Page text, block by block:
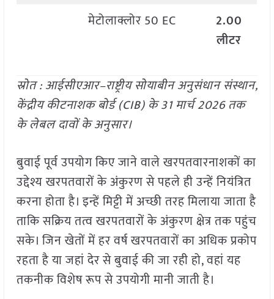
मेटोलाक्लोर 50 EC
2.00
लीटर
स्रोत : आईसीएआर–राष्ट्रीय सोयाबीन अनुसंधान संस्थान,
केंद्रीय कीटनाशक बोर्ड (CIB) के 31 मार्च 2026 तक
के लेबल दावों के अनुसार।
बुवाई पूर्व उपयोग किए जाने वाले खरपतवारनाशकों का
उद्देश्य खरपतवारों के अंकुरण से पहले ही उन्हें नियंत्रित
करना होता है। इन्हें मिट्टी में अच्छी तरह मिलाया जाता है
ताकि सक्रिय तत्व खरपतवारों के अंकुरण क्षेत्र तक पहुंच
सके। जिन खेतों में हर वर्ष खरपतवारों का अधिक प्रकोप
रहता है या जहां देर से बुवाई की जा रही हो, वहां यह
तकनीक विशेष रूप से उपयोगी मानी जाती है।